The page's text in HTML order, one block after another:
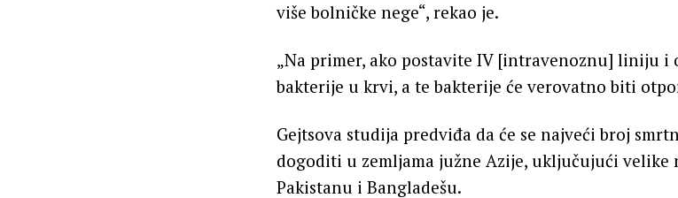
više bolničke nege“, rekao je.
„Na primer, ako postavite IV [intravenoznu] liniju i
bakterije u krvi, a te bakterije će verovatno biti
Gejtsova studija predviđa da će se najveći broj
dogoditi u zemljama južne Azije, uključujući velike
Pakistanu i Bangladešu.